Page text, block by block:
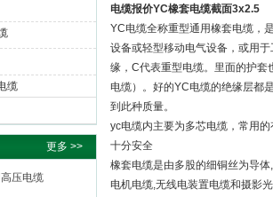
缆
更多 >>
压电缆
电缆报价YC橡套电缆截面3x2.5
YC电缆全称重型通用橡套电缆，
设备或轻型移动电气设备，或用
缘，C代表重型电缆。里面的护套
电缆）。好的YC电缆的绝缘层都
到此种质量。
yc电缆内主要为多芯电缆，常用
十分安全
橡套电缆是由多股的细铜丝为导
电机电缆,无线电装置电缆和摄影